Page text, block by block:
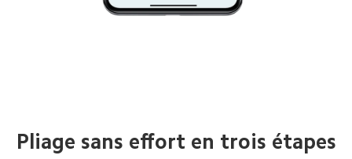
Pliage sans effort en trois étapes